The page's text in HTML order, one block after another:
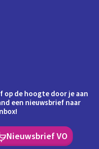
op de hoogte door je aan
een nieuwsbrief naar
Nieuwsbrief VO